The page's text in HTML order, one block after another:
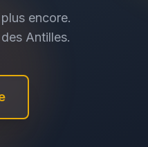
encore.
Antilles.